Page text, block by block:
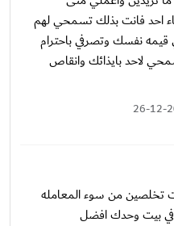
احد فانت بذلك تسمحي لهم
قيمه نفسك وتصرفي باحترام
لاحد بايذائك وانقاص
26-12-
تخلصين من سوء المعامله
في بيت وحدك افضل